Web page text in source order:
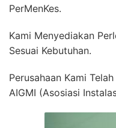
PerMenKes.
Kami Menyediakan
Sesuai Kebutuhan.
Perusahaan Kami
AIGMI (Asosiasi